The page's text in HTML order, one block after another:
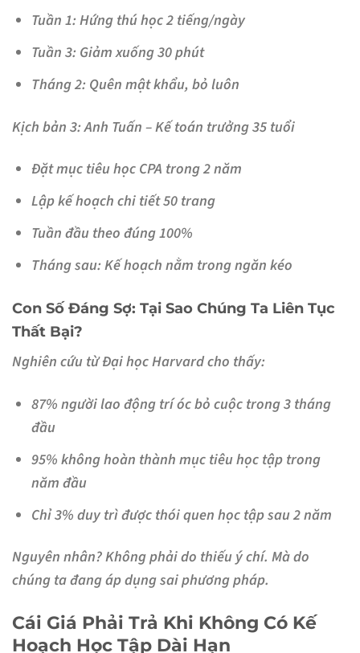
Tuần 1: Hứng thú học 2 tiếng/ngày
Tuần 3: Giảm xuống 30 phút
Tháng 2: Quên mật khẩu, bỏ luôn
Kịch bản 3: Anh Tuấn – Kế toán trưởng 35 tuổi
Đặt mục tiêu học CPA trong 2 năm
Lập kế hoạch chi tiết 50 trang
Tuần đầu theo đúng 100%
Tháng sau: Kế hoạch nằm trong ngăn kéo
Con Số Đáng Sợ: Tại Sao Chúng Ta Liên Tục
Thất Bại?
Nghiên cứu từ Đại học Harvard cho thấy:
87%người lao động trí óc bỏ cuộc trong 3 tháng
đầu
95%không hoàn thành mục tiêu học tập trong
năm đầu
Chỉ 3%duy trì được thói quen học tập sau 2 năm
Nguyên nhân? Không phải do thiếu ý chí. Mà do
chúng ta đang áp dụng sai phương pháp.
Cái Giá Phải Trả Khi Không Có Kế
Hoạch Học Tập Dài Hạn